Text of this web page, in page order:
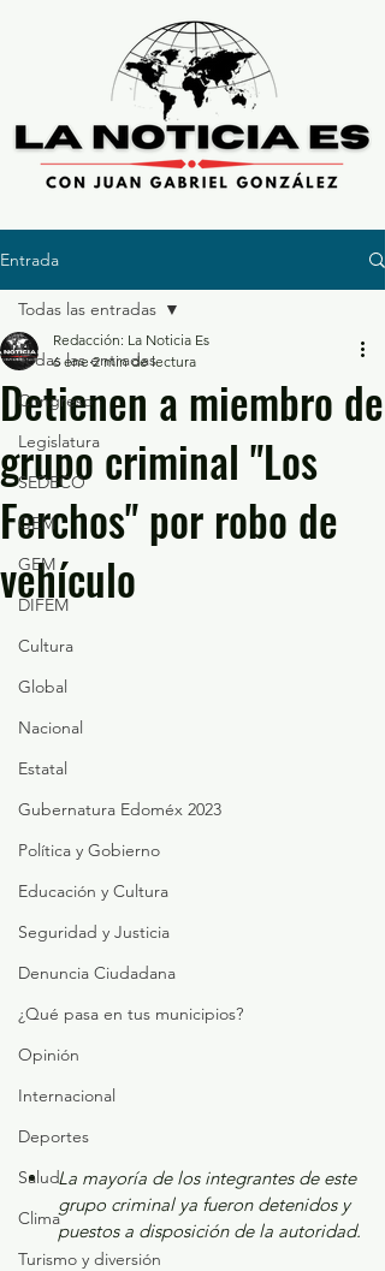
Entrada
Todas las entradas
Congreso
Legislatura
SEDECO
GEM
GEM
DIFEM
Cultura
Global
Nacional
Estatal
Gubernatura Edoméx 2023
Política y Gobierno
Educación y Cultura
Seguridad y Justicia
Denuncia Ciudadana
¿Qué pasa en tus municipios?
Opinión
Internacional
Deportes
Salud
Clima
Turismo y diversión
Todas las entradas
Detienen a miembro de
grupo criminal "Los
Ferchos" por robo de
vehículo
Redacción: La Noticia Es
6 ene 2 min de lectura
La mayoría de los integrantes de este
grupo criminal ya fueron detenidos y
puestos a disposición de la autoridad.